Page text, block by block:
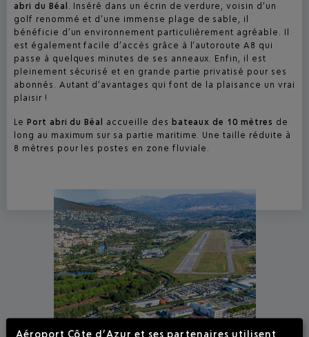
abri du Béal . Inséré dans un écrin de verdure, voisin d’un
golf renommé et d’une immense plage de sable, il
bénéficie d’un environnement particulièrement agréable. Il
est également facile d’accès grâce à l’autoroute A8 qui
passe à quelques minutes de ses anneaux. Enfin, il est
pleinement sécurisé et en grande partie privatisé pour ses
abonnés. Autant d’avantages qui font de la plaisance un vrai
plaisir !
Le Port abri du Béal accueille des bateaux de 10 mètres de
long au maximum sur sa partie maritime. Une taille réduite à
8 mètres pour les postes en zone fluviale.
Aéroport Côte d’Azur et ses partenaires utilisent